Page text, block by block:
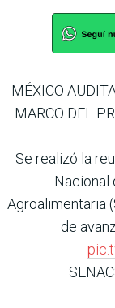
MÉXICO
MARCO DEL
Se realizó la
Nacional
Agroalimentaria
de
—